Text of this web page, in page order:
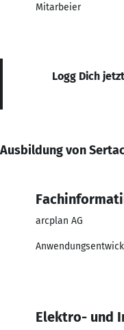
Mitarbeier
Logg Dich
Ausbildung von
arcplan AG
Elektro- und